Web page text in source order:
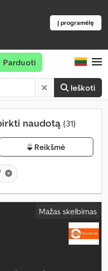
Į programėlę
Ieškoti
Parduoti
naudotą (31)
Reikšmė
Mažas skelbimas